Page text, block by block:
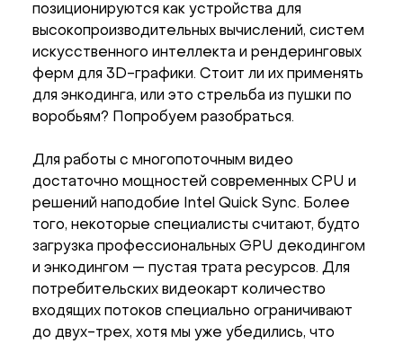
позиционируются как устройства для
высокопроизводительных вычислений, систем
искусственного интеллекта и рендеринговых
ферм для 3D-графики. Стоит ли их применять
для энкодинга, или это стрельба из пушки по
воробьям? Попробуем разобраться.
Для работы с многопоточным видео
достаточно мощностей современных CPU и
решений наподобие Intel Quick Sync. Более
того, некоторые специалисты считают, будто
загрузка профеcсиональных GPU декодингом
и энкодингом — пустая трата ресурсов. Для
потребительских видеокарт количество
входящих потоков специально ограничивают
до двух-трех, хотя мы уже убедились, что